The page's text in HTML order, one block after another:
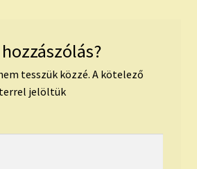
tesszük közzé. A kötelező
jelöltük